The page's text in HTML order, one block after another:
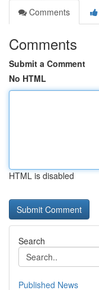
Comments
Comments
Submit a Comment
No HTML
HTML is disabled
Search
Published News